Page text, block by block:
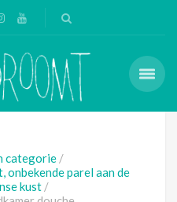
categorie
onbekende parel aan de
kust